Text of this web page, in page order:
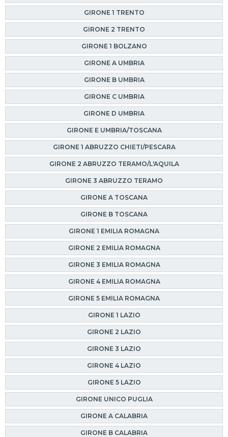
GIRONE 1 TRENTO
GIRONE 2 TRENTO
GIRONE 1 BOLZANO
GIRONE A UMBRIA
GIRONE B UMBRIA
GIRONE C UMBRIA
GIRONE D UMBRIA
GIRONE E UMBRIA/TOSCANA
GIRONE 1 ABRUZZO CHIETI/PESCARA
GIRONE 2 ABRUZZO TERAMO/L'AQUILA
GIRONE 3 ABRUZZO TERAMO
GIRONE A TOSCANA
GIRONE B TOSCANA
GIRONE 1 EMILIA ROMAGNA
GIRONE 2 EMILIA ROMAGNA
GIRONE 3 EMILIA ROMAGNA
GIRONE 4 EMILIA ROMAGNA
GIRONE 5 EMILIA ROMAGNA
GIRONE 1 LAZIO
GIRONE 2 LAZIO
GIRONE 3 LAZIO
GIRONE 4 LAZIO
GIRONE 5 LAZIO
GIRONE UNICO PUGLIA
GIRONE A CALABRIA
GIRONE B CALABRIA